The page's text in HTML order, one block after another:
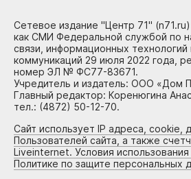
Сетевое издание "Центр 71"
как СМИ Федеральной службой по
связи, информационных
коммуникаций 29 июля 2022 года,
номер ЭЛ № ФС77-83671.
Учредитель и издатель: ООО «Дом
Главный редактор: Коренюгина
тел.: (4872) 50-12-70.
Сайт использует IP адреса, cookie,
Пользователей сайта, а также
Liveinternet. Условия
Политике по защите персональных